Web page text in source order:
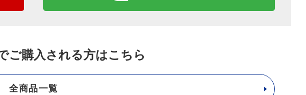
ご購入される方はこちら
全商品一覧